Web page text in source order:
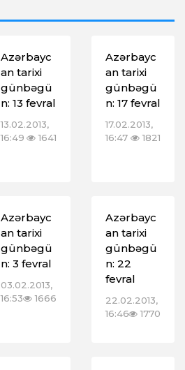
Azərbayc
an tarixi
günbəgü
n: 13 fevral
13.02.2013,
16:49
1641
Azərbayc
an tarixi
günbəgü
n: 17 fevral
17.02.2013,
16:47
1821
Azərbayc
an tarixi
günbəgü
n: 3 fevral
03.02.2013,
16:53
1666
Azərbayc
an tarixi
günbəgü
n: 22
fevral
22.02.2013,
16:46
1770